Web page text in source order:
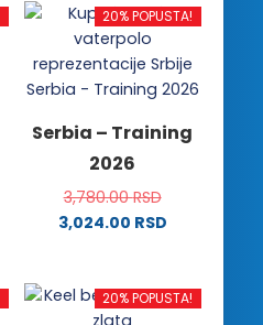
više
varijanti.
Opcije
mogu
izabrane
na
stranici
proizvoda.
20% POPUSTA!
Serbia – Training
2026
3,780.00RSD
3,024.00 RSD
ima
20% POPUSTA!